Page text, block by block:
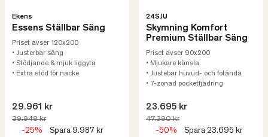
Ekens
Essens Ställbar Säng
Priset avser 120x200
• Justerbar säng
• Stödjande & mjuk liggyta
• Extra stöd för nacke
29.961 kr
39.948 kr
-25% Spara 9.987 kr
24SJU
Skymning Komfort
Premium Ställbar Säng
Priset avser 90x200
• Mjukare känsla
• Justebar huvud- och fotända
• 7-zonad pocketfjädring
23.695 kr
47.390 kr
-50% Spara 23.695 kr